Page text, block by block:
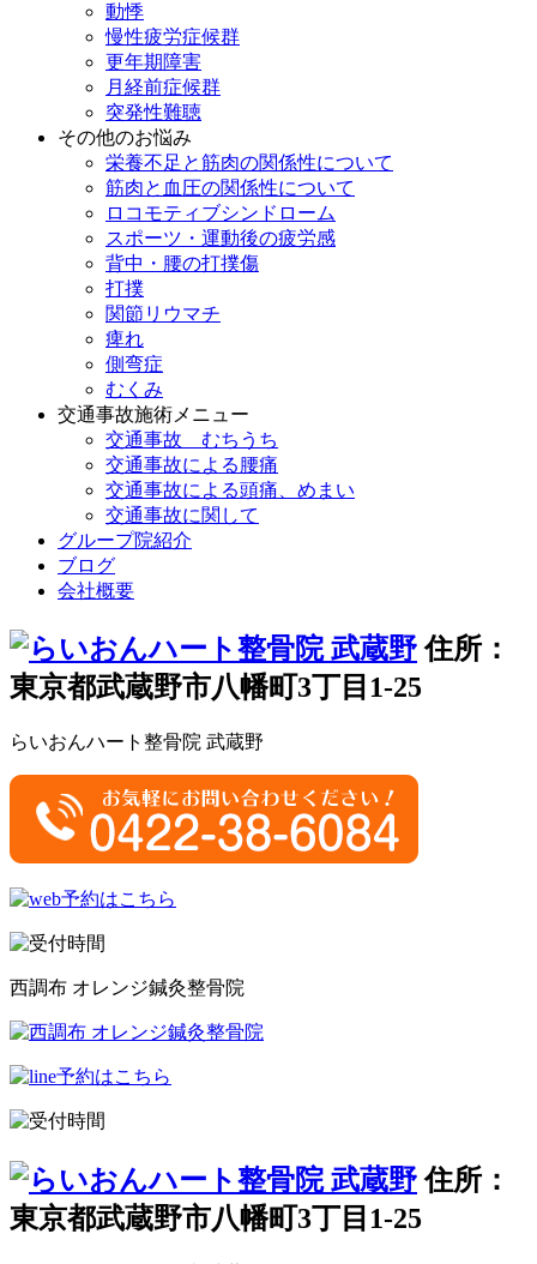
動悸
慢性疲労症候群
更年期障害
月経前症候群
突発性難聴
その他のお悩み
栄養不足と筋肉の関係性について
筋肉と血圧の関係性について
ロコモティブシンドローム
スポーツ・運動後の疲労感
背中・腰の打撲傷
打撲
関節リウマチ
痺れ
側弯症
むくみ
交通事故施術メニュー
交通事故 むちうち
交通事故による腰痛
交通事故による頭痛、めまい
交通事故に関して
グループ院紹介
ブログ
会社概要
住所：
東京都武蔵野市八幡町3丁目1-25
らいおんハート整骨院 武蔵野
西調布 オレンジ鍼灸整骨院
住所：
東京都武蔵野市八幡町3丁目1-25